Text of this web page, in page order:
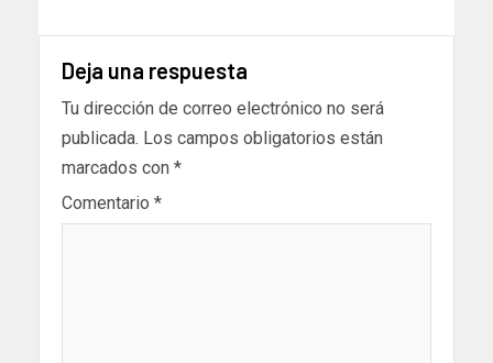
Deja una respuesta
Tu dirección de correo electrónico no será
publicada. Los campos obligatorios están
marcados con *
Comentario *